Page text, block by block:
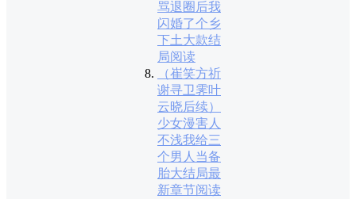
骂退圈后我
闪婚了个乡
下土大款结
局阅读
（崔笑方祈
谢寻卫霁叶
云晓后续）
少女漫害人
不浅我给三
个男人当备
胎大结局最
新章节阅读